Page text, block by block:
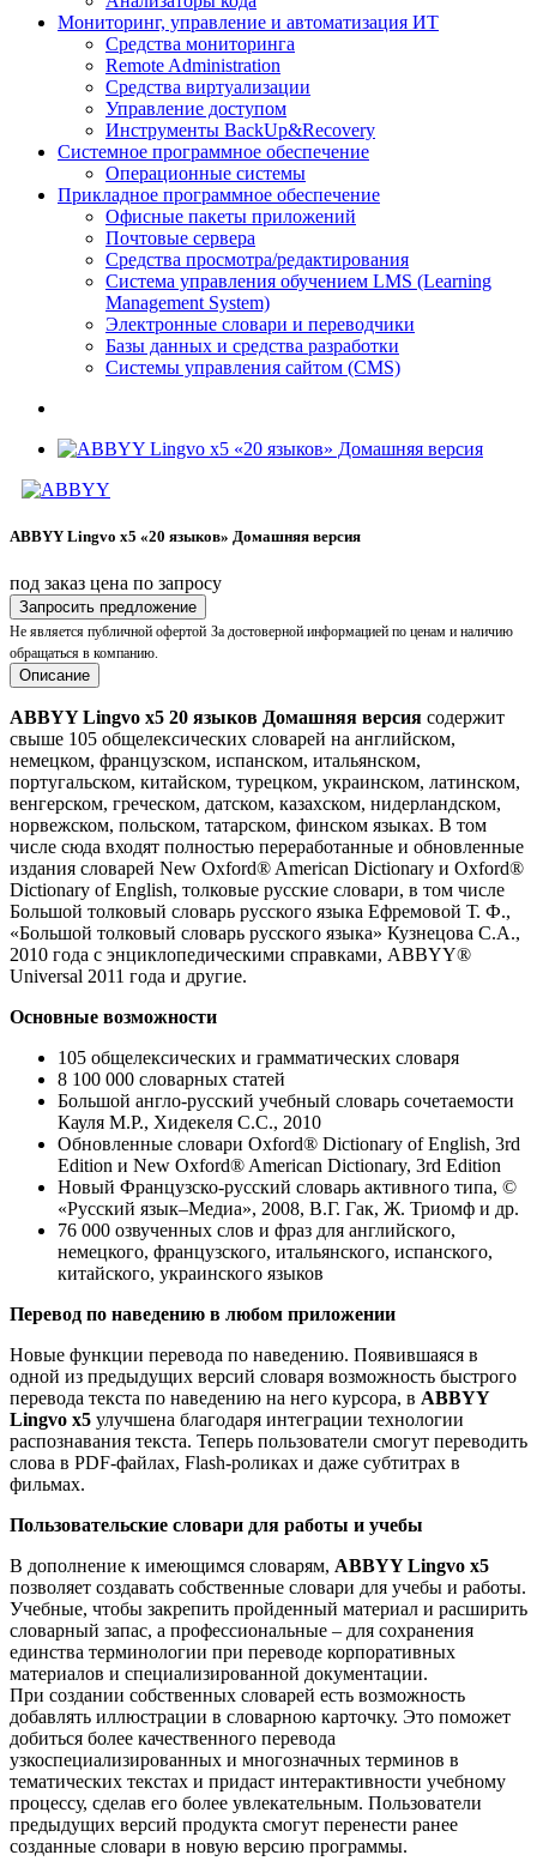
Мониторинг, управление и автоматизация ИТ
Средства мониторинга
Remote Administration
Средства виртуализации
Управление доступом
Инструменты BackUp&Recovery
Системное программное обеспечение
Операционные системы
Прикладное программное обеспечение
Офисные пакеты приложений
Почтовые сервера
Средства просмотра/редактирования
Система управления обучением LMS (Learning
Management System)
Электронные словари и переводчики
Базы данных и средства разработки
Системы управления сайтом (CMS)
ABBYY Lingvo х5 «20 языков» Домашняя версия
под заказ цена по запросу
Запросить предложение
Не является публичной офертой За достоверной информацией по ценам и наличию
обращаться в компанию.
Описание
ABBYY Lingvo x5 20 языков Домашняя версия содержит
свыше 105 общелексических словарей на английском,
немецком, французском, испанском, итальянском,
португальском, китайском, турецком, украинском, латинском,
венгерском, греческом, датском, казахском, нидерландском,
норвежском, польском, татарском, финском языках. В том
числе сюда входят полностью переработанные и обновленные
издания словарей New Oxford® American Dictionary и Oxford®
Dictionary of English, толковые русские словари, в том числе
Большой толковый словарь русского языка Ефремовой Т. Ф.,
«Большой толковый словарь русского языка» Кузнецова С.А.,
2010 года с энциклопедическими справками, ABBYY®
Universal 2011 года и другие.
Основные возможности
105 общелексических и грамматических словаря
8 100 000 словарных статей
Большой англо-русский учебный словарь сочетаемости
Кауля М.Р., Хидекеля С.С., 2010
Обновленные словари Oxford® Dictionary of English, 3rd
Edition и New Oxford® American Dictionary, 3rd Edition
Новый Французско-русский словарь активного типа, ©
«Русский язык–Медиа», 2008, В.Г. Гак, Ж. Триомф и др.
76 000 озвученных слов и фраз для английского,
немецкого, французского, итальянского, испанского,
китайского, украинского языков
Перевод по наведению в любом приложении
Новые функции перевода по наведению. Появившаяся в
одной из предыдущих версий словаря возможность быстрого
перевода текста по наведению на него курсора, в ABBYY
Lingvo x5 улучшена благодаря интеграции технологии
распознавания текста. Теперь пользователи смогут переводить
слова в PDF-файлах, Flash-роликах и даже субтитрах в
фильмах.
Пользовательские словари для работы и учебы
В дополнение к имеющимся словарям, ABBYY Lingvo x5
позволяет создавать собственные словари для учебы и работы.
Учебные, чтобы закрепить пройденный материал и расширить
словарный запас, а профессиональные – для сохранения
единства терминологии при переводе корпоративных
материалов и специализированной документации.
При создании собственных словарей есть возможность
добавлять иллюстрации в словарною карточку. Это поможет
добиться более качественного перевода
узкоспециализированных и многозначных терминов в
тематических текстах и придаст интерактивности учебному
процессу, сделав его более увлекательным. Пользователи
предыдущих версий продукта смогут перенести ранее
созданные словари в новую версию программы.